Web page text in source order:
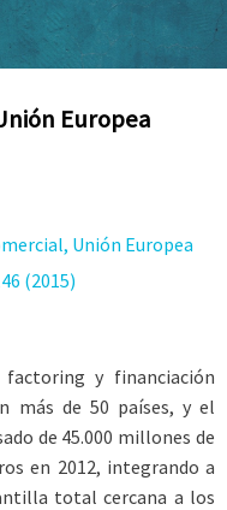
Europea
Unión Europea
(2015)
y financiación
más de 50 países, y el
de 45.000 millones de
en 2012, integrando a
total cercana a los